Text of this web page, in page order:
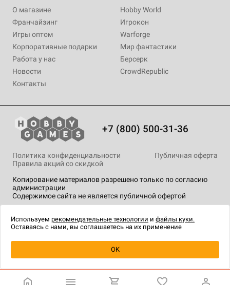
Уведомить о наличии
О магазине
Франчайзинг
Игры оптом
Корпоративные подарки
Работа у нас
Новости
Контакты
Hobby World
Игрокон
Warforge
Мир фантастики
Берсерк
CrowdRepublic
+7 (800) 500-31-36
Копирование материалов разрешено только по согласию
администрации
Содержимое сайта не является публичной офертой
Политика конфиденциальности
Публичная оферта
Правила акций со скидкой
технологии.
Используем рекомендательные технологии и файлы куки.
Оставаясь с нами, вы соглашаетесь на их применение
OK